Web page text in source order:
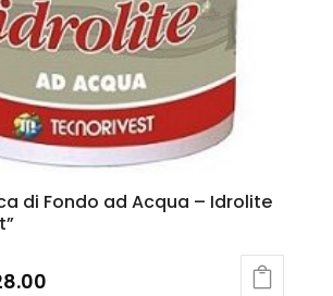
di Fondo ad Acqua – Idrolite